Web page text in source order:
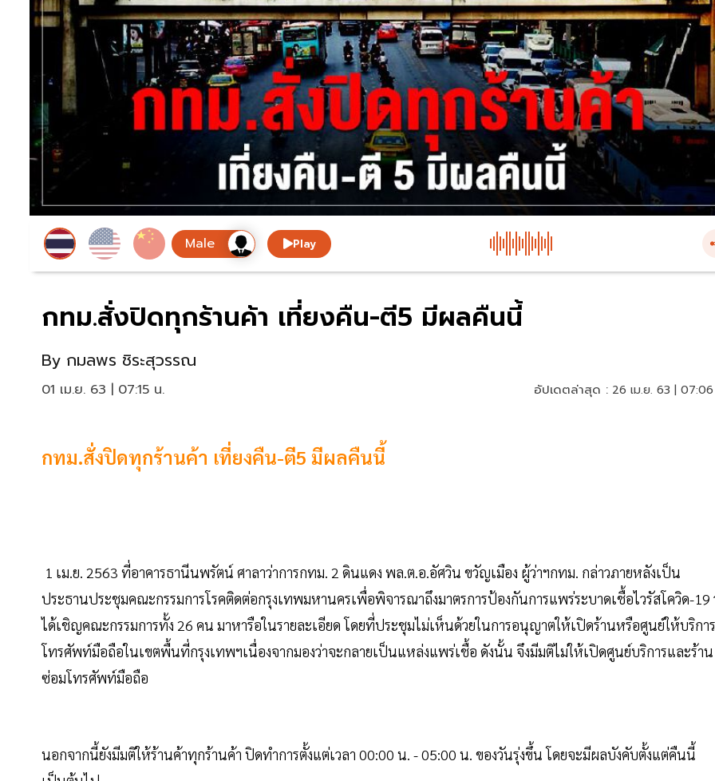
Play
กทม.สั่งปิดทุกร้านค้า เที่ยงคืน-ตี5 มีผลคืนนี้
By กมลพร ชิระสุวรรณ
01 เม.ย. 63 | 07:15 น. อัปเดตล่าสุด : 26 เม.ย. 63 |
กทม.สั่งปิดทุกร้านค้า เที่ยงคืน-ตี5 มีผลคืนนี้
1 เม.ย. 2563 ที่อาคารธานีนพรัตน์ ศาลาว่าการกทม. 2 ดินแดง พล.ต.อ.อัศวิน ขวัญเมือง ผู้ว่าฯกทม. กล่าวภายหลังเป็น
ประธานประชุมคณะกรรมการโรคติดต่อกรุงเทพมหานครเพื่อพิจารณาถึงมาตรการป้องกันการแพร่ระบาดเชื้อไวรัสโควิด-19
ได้เชิญคณะกรรมการทั้ง 26 คน มาหารือในรายละเอียด โดยที่ประชุมไม่เห็นด้วยในการอนุญาตให้เปิดร้านหรือศูนย์ให้บริการ
โทรศัพท์มือถือในเขตพื้นที่กรุงเทพฯเนื่องจากมองว่าจะกลายเป็นแหล่งแพร่เชื้อ ดังนั้น จึงมีมติไม่ให้เปิดศูนย์บริการและร้าน
ซ่อมโทรศัพท์มือถือ
นอกจากนี้ยังมีมติให้ร้านค้าทุกร้านค้า ปิดทำการตั้งแต่เวลา 00:00 น. - 05:00 น. ของวันรุ่งขึ้น โดยจะมีผลบังคับตั้งแต่คืนนี้